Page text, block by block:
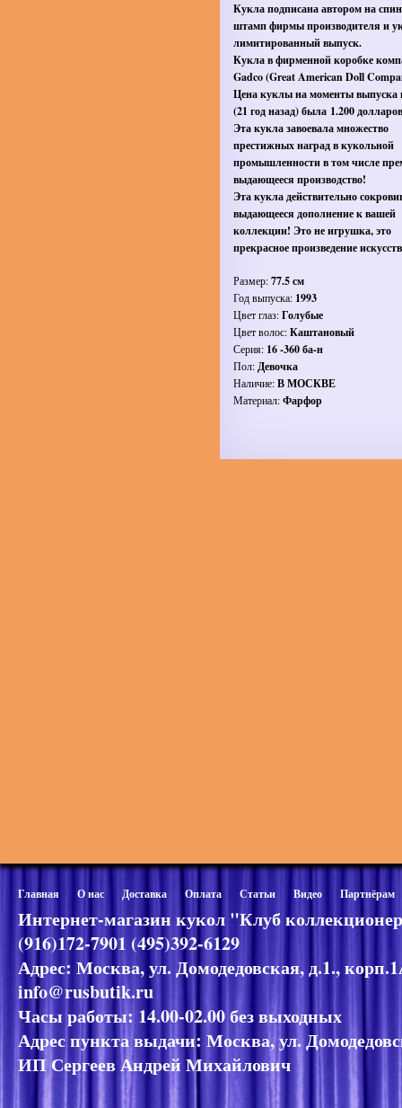
Кукла подписана автором на
штамп фирмы производителя и
лимитированный выпуск.
Кукла в фирменной коробке
Gadco (Great American Doll
Цена куклы на моменты
(21 год назад) была 1.200
Эта кукла завоевала множество
престижных наград в кукольной
промышленности в том числе
выдающееся производство!
Эта кукла действительно
выдающееся дополнение к вашей
коллекции! Это не игрушка, это
прекрасное произведение
Размер:77.5 см
Год выпуска: 1993
Цвет глаз:Голубые
Цвет волос:Каштановый
Серия: 16 -360 ба-н
Пол:Девочка
Наличие:В МОСКВЕ
Материал:Фарфор
Главная О нас Доставка Оплата Статьи Видео Партнёрам
Интернет-магазин кукол "Клуб
(916)172-7901 (495)392-6129
Адрес: Москва, ул. Домодедовская, д.1.,
info@rusbutik.ru
Часы работы: 14.00-02.00 без выходных
Адрес пункта выдачи: Москва, ул.
ИП Сергеев Андрей Михайлович